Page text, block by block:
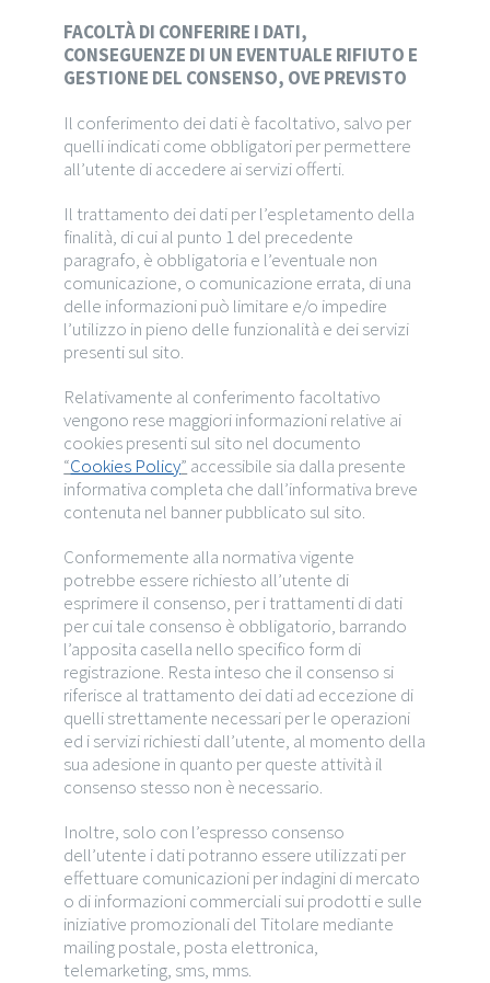
FACOLTÀ DI CONFERIRE I DATI,
CONSEGUENZE DI UN EVENTUALE RIFIUTO E
GESTIONE DEL CONSENSO, OVE PREVISTO
Il conferimento dei dati è facoltativo, salvo per
quelli indicati come obbligatori per permettere
all’utente di accedere ai servizi offerti.
Il trattamento dei dati per l’espletamento della
finalità, di cui al punto 1 del precedente
paragrafo, è obbligatoria e l’eventuale non
comunicazione, o comunicazione errata, di una
delle informazioni può limitare e/o impedire
l’utilizzo in pieno delle funzionalità e dei servizi
presenti sul sito.
Relativamente al conferimento facoltativo
vengono rese maggiori informazioni relative ai
cookies presenti sul sito nel documento
“Cookies Policy” accessibile sia dalla presente
informativa completa che dall’informativa breve
contenuta nel banner pubblicato sul sito.
Conformemente alla normativa vigente
potrebbe essere richiesto all’utente di
esprimere il consenso, per i trattamenti di dati
per cui tale consenso è obbligatorio, barrando
l’apposita casella nello specifico form di
registrazione. Resta inteso che il consenso si
riferisce al trattamento dei dati ad eccezione di
quelli strettamente necessari per le operazioni
ed i servizi richiesti dall’utente, al momento della
sua adesione in quanto per queste attività il
consenso stesso non è necessario.
Inoltre, solo con l’espresso consenso
dell’utente i dati potranno essere utilizzati per
effettuare comunicazioni per indagini di mercato
o di informazioni commerciali sui prodotti e sulle
iniziative promozionali del Titolare mediante
mailing postale, posta elettronica,
telemarketing, sms, mms.